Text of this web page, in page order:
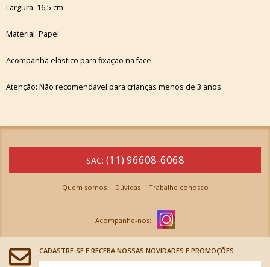
Largura: 16,5 cm
Material: Papel
Acompanha elástico para fixação na face.
Atenção: Não recomendável para crianças menos de 3 anos.
SAC: (11) 96608-6068
Quem somos Dúvidas Trabalhe conosco
CADASTRE-SE E RECEBA NOSSAS NOVIDADES E PROMOÇÕES.